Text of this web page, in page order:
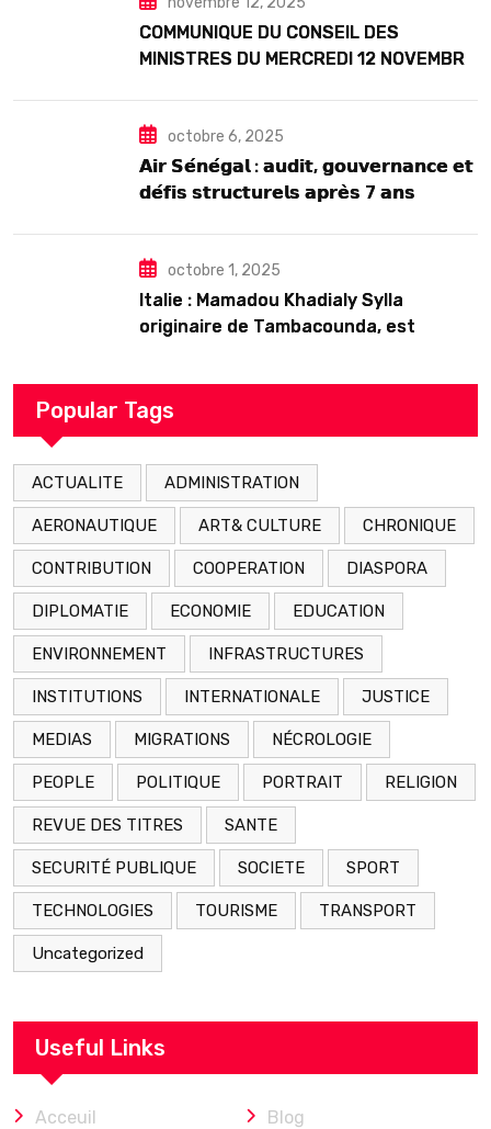
COMMUNIQUE DU CONSEIL DES
MINISTRES DU MERCREDI 12 NOVEMBRE
octobre 6, 2025
𝗔𝗶𝗿 𝗦𝗲́𝗻𝗲́𝗴𝗮𝗹 : 𝗮𝘂𝗱𝗶𝘁, 𝗴𝗼𝘂𝘃𝗲𝗿𝗻𝗮𝗻𝗰𝗲 𝗲𝘁
𝗱𝗲́𝗳𝗶𝘀 𝘀𝘁𝗿𝘂𝗰𝘁𝘂𝗿𝗲𝗹𝘀 𝗮𝗽𝗿𝗲̀𝘀 7 𝗮𝗻𝘀
octobre 1, 2025
Italie : Mamadou Khadialy Sylla
originaire de Tambacounda, est
arrestation
Popular Tags
ACTUALITE ADMINISTRATION
AERONAUTIQUE ART& CULTURE CHRONIQUE
CONTRIBUTION COOPERATION DIASPORA
DIPLOMATIE ECONOMIE EDUCATION
ENVIRONNEMENT INFRASTRUCTURES
INSTITUTIONS INTERNATIONALE JUSTICE
MEDIAS MIGRATIONS NÉCROLOGIE
PEOPLE POLITIQUE PORTRAIT RELIGION
REVUE DES TITRES SANTE
SECURITÉ PUBLIQUE SOCIETE SPORT
TECHNOLOGIES TOURISME TRANSPORT
Uncategorized
Useful Links
Acceuil Blog